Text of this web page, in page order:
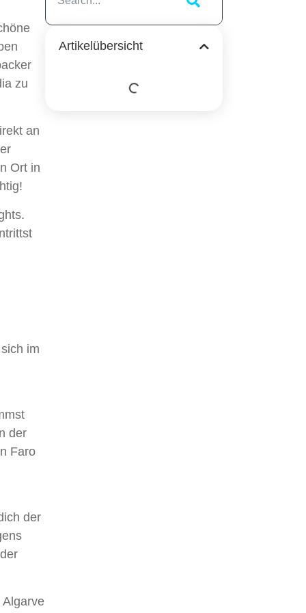
zu
an
Ort in
im
der
Faro
der
Artikelübersicht